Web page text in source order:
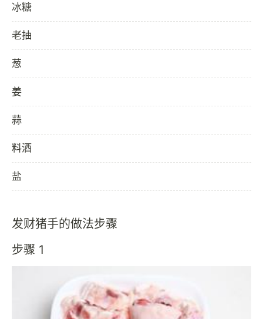
冰糖
老抽
葱
姜
蒜
料酒
盐
发财猪手的做法步骤
步骤 1